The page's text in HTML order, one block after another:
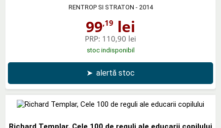
RENTROP SI STRATON - 2014
99,19 lei
PRP: 110,90 lei
stoc indisponibil
➤ alertă stoc